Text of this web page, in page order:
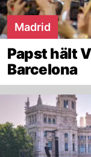
Madrid
Papst hält
Barcelona